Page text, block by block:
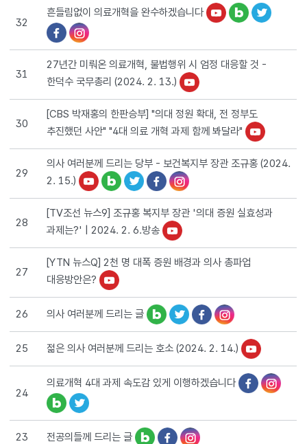
32
흔들림없이 의료개혁을 완수하겠습니다
31
27년간 미뤄온 의료개혁, 불법행위 시 엄정 대응할 것 -
한덕수 국무총리 (2024. 2. 13.)
30
[CBS 박재홍의 한판승부] "의대 정원 확대, 전 정부도
추진했던 사안" "4대 의료 개혁 과제 함께 봐달라"
29
의사 여러분께 드리는 당부 - 보건복지부 장관 조규홍 (2024.
2. 15.)
28
[TV조선 뉴스9] 조규홍 복지부 장관 '의대 증원 실효성과
과제는?' | 2024. 2. 6.방송
27
[YTN 뉴스Q] 2천 명 대폭 증원 배경과 의사 총파업
대응방안은?
26 의사 여러분께 드리는 글
25 젊은 의사 여러분께 드리는 호소 (2024. 2. 14.)
24
의료개혁 4대 과제 속도감 있게 이행하겠습니다
23 전공의들께 드리는 글